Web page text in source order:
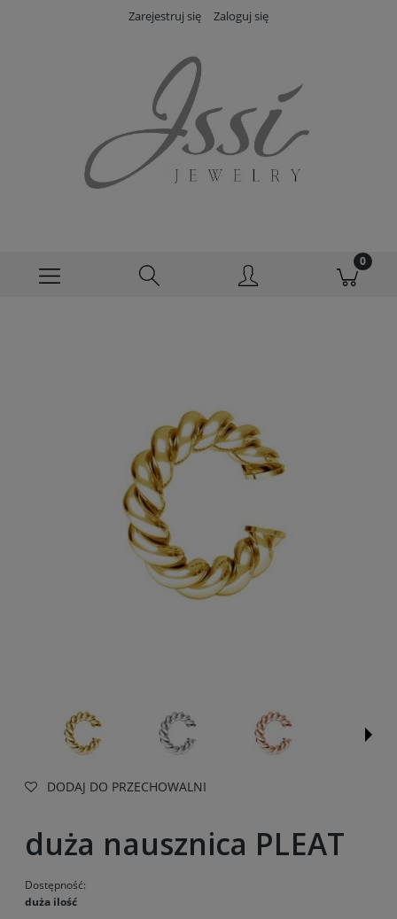
Zarejestruj się Zaloguj się
DODAJ DO PRZECHOWALNI
duża nausznica PLEAT
Dostępność:
duża ilość